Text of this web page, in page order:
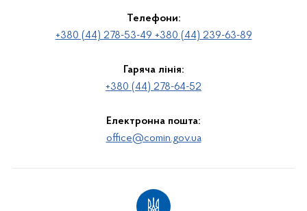
Телефони:
+380 (44) 278-53-49 +380 (44) 239-63-89
Гаряча лінія:
+380 (44) 278-64-52
Електронна пошта:
office@comin.gov.ua